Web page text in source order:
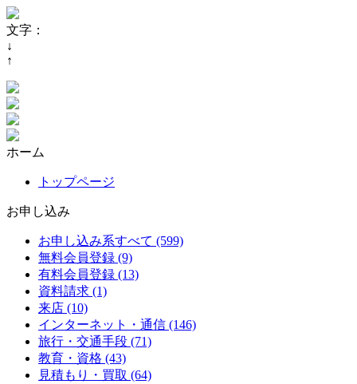
文字：
↓
↑
ホーム
トップページ
お申し込み
お申し込み系すべて (599)
無料会員登録 (9)
有料会員登録 (13)
資料請求 (1)
来店 (10)
インターネット・通信 (146)
旅行・交通手段 (71)
教育・資格 (43)
見積もり・買取 (64)